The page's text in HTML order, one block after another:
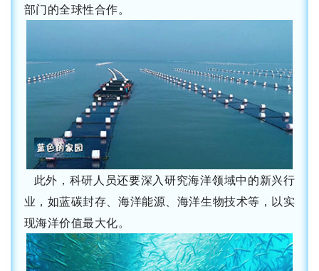
部门的全球性合作。
此外，科研人员还要深入研究海洋领域中的新兴行
业，如蓝碳封存、海洋能源、海洋生物技术等，以实
现海洋价值最大化。